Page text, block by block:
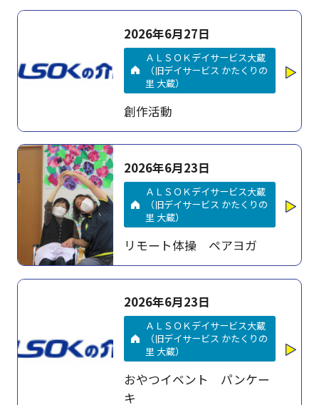
2026年6月27日
ＡＬＳＯＫデイサービス大蔵
（旧デイサービス かたくりの
里 大蔵）
創作活動
2026年6月23日
ＡＬＳＯＫデイサービス大蔵
（旧デイサービス かたくりの
里 大蔵）
リモート体操 ペアヨガ
2026年6月23日
ＡＬＳＯＫデイサービス大蔵
（旧デイサービス かたくりの
里 大蔵）
おやつイベント パンケー
キ